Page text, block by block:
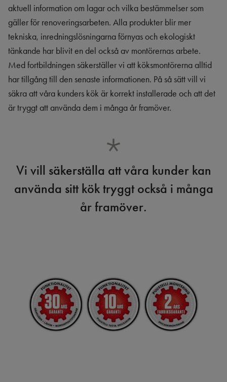
aktuell information om lagar och vilka bestämmelser som
gäller för renoveringsarbeten. Alla produkter blir mer
tekniska, inredningslösningarna förnyas och ekologiskt
tänkande har blivit en del också av montörernas arbete.
Med fortbildningen säkerställer vi att köksmontörerna alltid
har tillgång till den senaste informationen. På så sätt vill vi
säkra att våra kunders kök är korrekt installerade och att det
är tryggt att använda dem i många år framöver.
Vi vill säkerställa att våra kunder kan
använda sitt kök tryggt också i många
år framöver.